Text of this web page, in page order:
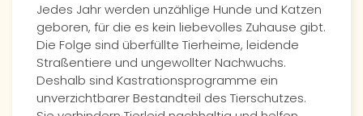
Jedes Jahr werden unzählige Hunde und Katzen
geboren, für die es kein liebevolles Zuhause gibt.
Die Folge sind überfüllte Tierheime, leidende
Straßentiere und ungewollter Nachwuchs.
Deshalb sind Kastrationsprogramme ein
unverzichtbarer Bestandteil des Tierschutzes.